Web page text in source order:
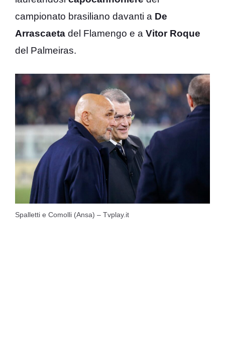
campionato brasiliano davanti a De
Arrascaeta del Flamengo e a Vitor Roque
del Palmeiras.
Spalletti e Comolli (Ansa) – Tvplay.it